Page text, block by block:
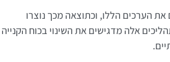
הערכים הללו, וכתוצאה מכך נוצרו
אלה מדגישים את השינוי בכוח הקנייה